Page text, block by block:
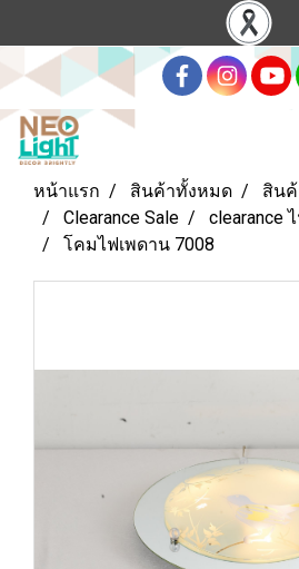
หน้าแรก สินค้าทั้งหมด
สิน
Clearance Sale
clearance
โคมไฟเพดาน 7008